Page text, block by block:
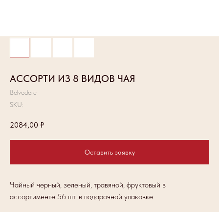
АССОРТИ ИЗ 8 ВИДОВ ЧАЯ
Belvedere
SKU:
2084,00 ₽
Оставить заявку
Чайный черный, зеленый, травяной, фруктовый в
ассортименте 56 шт. в подарочной упаковке